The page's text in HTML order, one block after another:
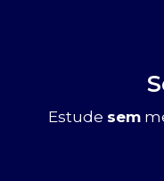
Estude sem